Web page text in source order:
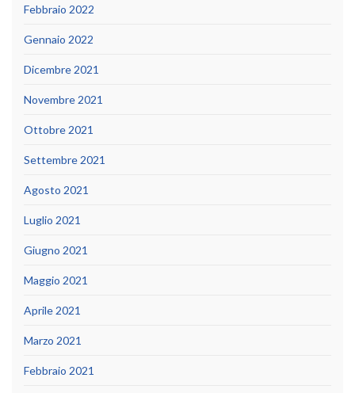
Febbraio 2022
Gennaio 2022
Dicembre 2021
Novembre 2021
Ottobre 2021
Settembre 2021
Agosto 2021
Luglio 2021
Giugno 2021
Maggio 2021
Aprile 2021
Marzo 2021
Febbraio 2021